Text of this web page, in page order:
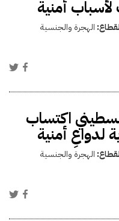
أمنية
الهجرة والجنسية
اكتساب
لدواعِ أمنية
الهجرة والجنسية